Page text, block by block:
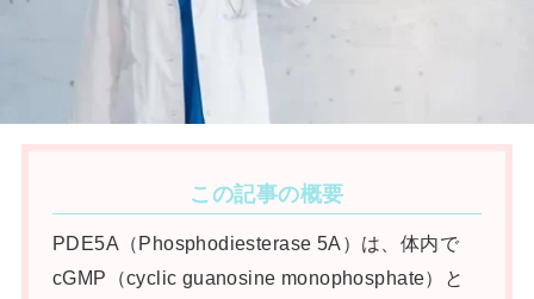
この記事の概要
PDE5A（Phosphodiesterase 5A）は、体内で
cGMP（cyclic guanosine monophosphate）と